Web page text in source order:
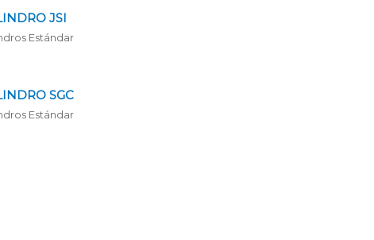
JSI
Estándar
SGC
Estándar